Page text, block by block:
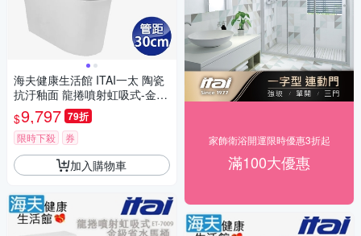
海夫健康生活館 ITAI一太 陶瓷
抗汙釉面 龍捲噴射虹吸式-金級
省水馬桶 70.5x40.5x67cm_ET
-7009 管距30cm
$9,797 79折
限時下殺 券
加入購物車
家飾衛浴開運限時優惠3折起
滿100大優惠